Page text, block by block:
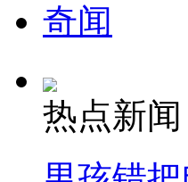
司机酒驾遇交警 急速倒
奇闻
热点新闻